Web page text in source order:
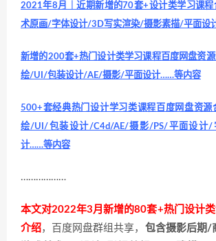
2021年8月｜近期新增的70套+设计类学习课程
术原画/字体设计/3D写实渲染/摄影素描/平面设
新增的200套+热门设计类学习课程百度网盘资
绘/UI/包装设计/AE/摄影/平面设计……等内容
500+套经典热门设计学习类课程百度网盘资源
绘/UI/包装设计/C4d/AE/摄影/PS/平面设计/
计……等内容
………………
本文对2022年3月新增的80套+热门设计
介绍，百度网盘群组共享， 包含摄影后期